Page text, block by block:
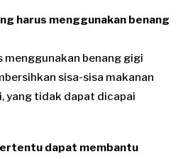
harus menggunakan benang
menggunakan benang gigi
sisa-sisa makanan
yang tidak dapat dicapai
dapat membantu